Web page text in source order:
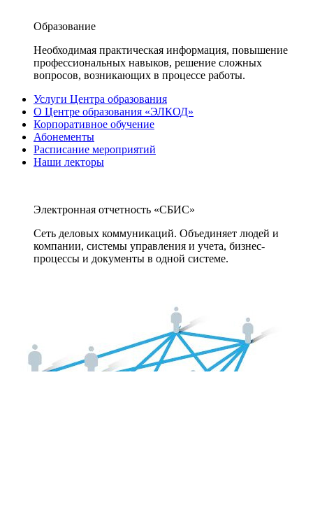
Образование
Необходимая практическая информация, повышение
профессиональных навыков, решение сложных
вопросов, возникающих в процессе работы.
Услуги Центра образования
О Центре образования «ЭЛКОД»
Корпоративное обучение
Абонементы
Расписание мероприятий
Наши лекторы
Электронная отчетность «СБИС»
Сеть деловых коммуникаций. Объединяет людей и
компании, системы управления и учета, бизнес-
процессы и документы в одной системе.